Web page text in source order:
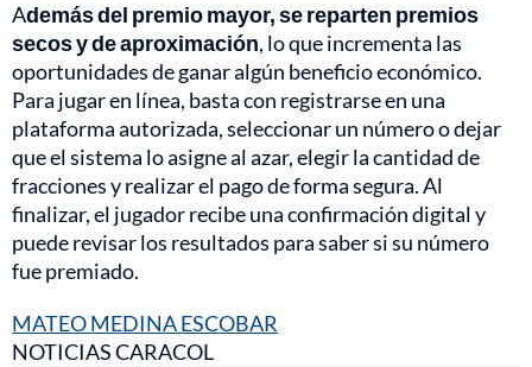
Además del premio mayor, se reparten premios
secos y de aproximación, lo que incrementa las
oportunidades de ganar algún beneficio económico.
Para jugar en línea, basta con registrarse en una
plataforma autorizada, seleccionar un número o dejar
que el sistema lo asigne al azar, elegir la cantidad de
fracciones y realizar el pago de forma segura. Al
finalizar, el jugador recibe una confirmación digital y
puede revisar los resultados para saber si su número
fue premiado.
MATEO MEDINA ESCOBAR
NOTICIAS CARACOL